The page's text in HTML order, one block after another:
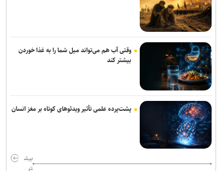
وقتی آب هم می‌تواند میل شما را به غذا خوردن
بیشتر کند
پشت‌پرده علمی تأثیر ویدئو‌های کوتاه بر مغز انسان
بیش
تر